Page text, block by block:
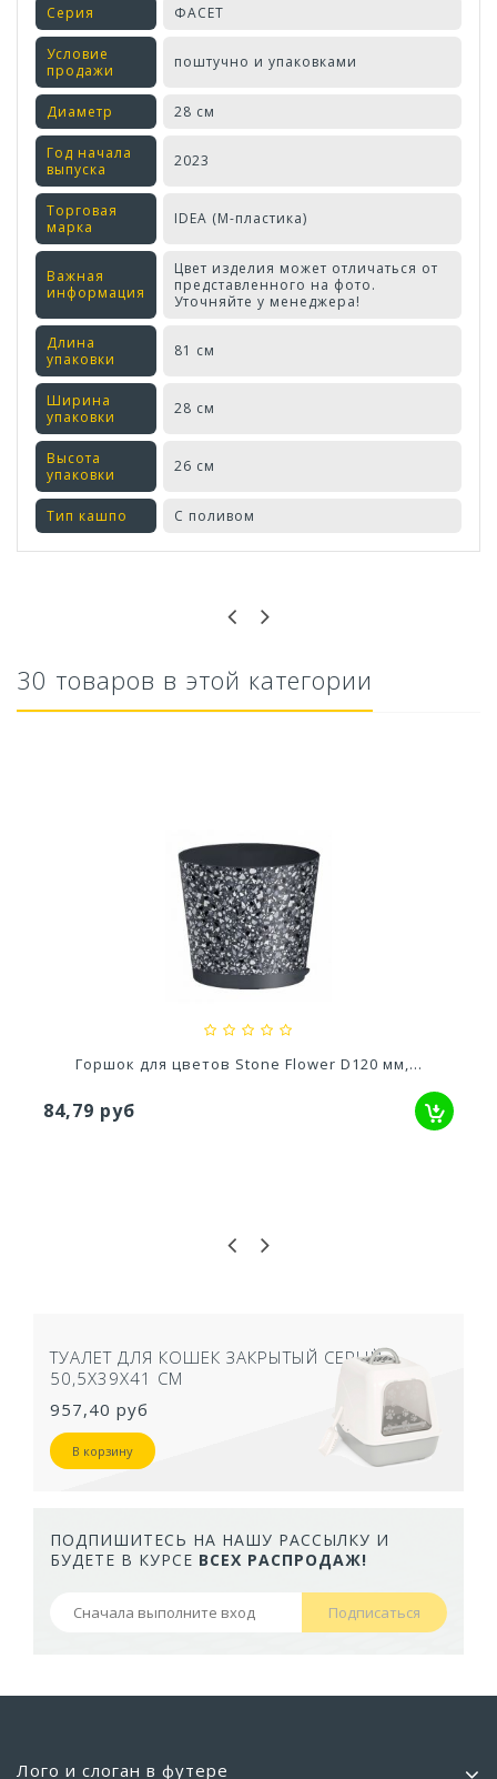
Серия ФАСЕТ
Условие
продажи
поштучно и упаковками
Диаметр 28 см
Год начала
выпуска
2023
Торговая
марка
IDEA (М-пластика)
Важная
информация
Цвет изделия может отличаться от
представленного на фото.
Уточняйте у менеджера!
Длина
упаковки
81 см
Ширина
упаковки
28 см
Высота
упаковки
26 см
Тип кашпо С поливом
Ускоритель компоста 60гр
30 товаров в этой категории
Горшок для цветов Stone Flower D120 мм,...
84,79 руб
ТУАЛЕТ ДЛЯ КОШЕК ЗАКРЫТЫЙ СЕРЫЙ
50,5Х39Х41 СМ
957,40 руб
В корзину
ПОДПИШИТЕСЬ НА НАШУ РАССЫЛКУ И
БУДЕТЕ В КУРСЕ ВСЕХ РАСПРОДАЖ!
Подписаться
Лого и слоган в футере